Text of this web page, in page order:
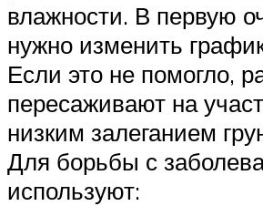
влажности. В первую
нужно изменить
Если это не помогло,
пересаживают на
низким залеганием
Для борьбы с
используют: